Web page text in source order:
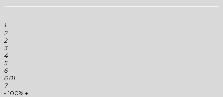
1
2
2
3
4
5
6
6.01
7
- 100% +